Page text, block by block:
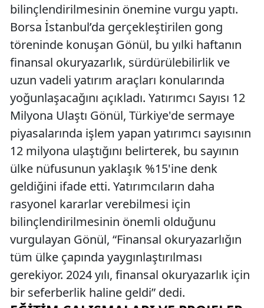
bilinçlendirilmesinin önemine vurgu yaptı.
Borsa İstanbul’da gerçekleştirilen gong
töreninde konuşan Gönül, bu yılki haftanın
finansal okuryazarlık, sürdürülebilirlik ve
uzun vadeli yatırım araçları konularında
yoğunlaşacağını açıkladı. Yatırımcı Sayısı 12
Milyona Ulaştı Gönül, Türkiye'de sermaye
piyasalarında işlem yapan yatırımcı sayısının
12 milyona ulaştığını belirterek, bu sayının
ülke nüfusunun yaklaşık %15'ine denk
geldiğini ifade etti. Yatırımcıların daha
rasyonel kararlar verebilmesi için
bilinçlendirilmesinin önemli olduğunu
vurgulayan Gönül, “Finansal okuryazarlığın
tüm ülke çapında yaygınlaştırılması
gerekiyor. 2024 yılı, finansal okuryazarlık için
bir seferberlik haline geldi” dedi.